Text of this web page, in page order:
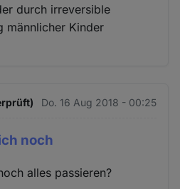
durch irreversible
männlicher Kinder
Do. 16 Aug 2018 - 00:25
noch
alles passieren?